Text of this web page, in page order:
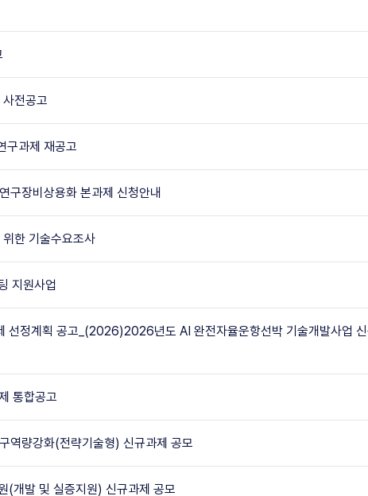
전공고
구과제 재공고
구장비상용화 본과제 신청안내
한 기술수요조사
지원사업
정계획 공고_(2026)2026년도 AI 완전자율운항선박 기술개발사업 신
통합공고
역량강화(전략기술형) 신규과제 공모
(개발 및 실증지원) 신규과제 공모